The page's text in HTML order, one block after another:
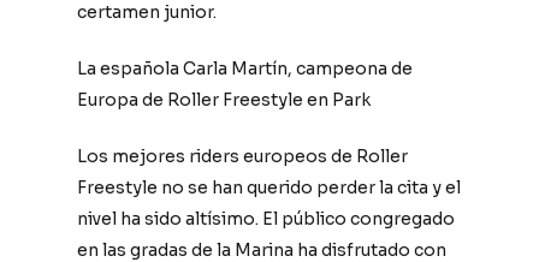
certamen junior.
La española Carla Martín, campeona de
Europa de Roller Freestyle en Park
Los mejores riders europeos de Roller
Freestyle no se han querido perder la cita y el
nivel ha sido altísimo. El público congregado
en las gradas de la Marina ha disfrutado con